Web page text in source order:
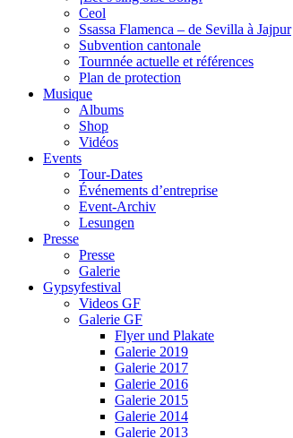
Ceol
Ssassa Flamenca – de Sevilla à Jajpur
Subvention cantonale
Tournnée actuelle et références
Plan de protection
Musique
Albums
Shop
Vidéos
Events
Tour-Dates
Événements d’entreprise
Event-Archiv
Lesungen
Presse
Presse
Galerie
Gypsyfestival
Videos GF
Galerie GF
Flyer und Plakate
Galerie 2019
Galerie 2017
Galerie 2016
Galerie 2015
Galerie 2014
Galerie 2013